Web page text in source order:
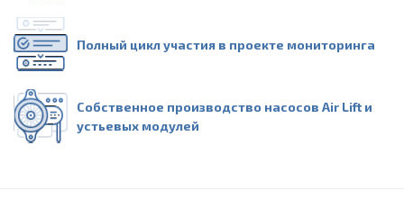
Полный цикл участия в проекте мониторинга
Собственное производство насосов Air Lift и
устьевых модулей